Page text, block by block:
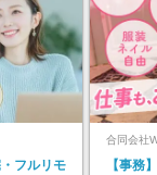
フルリモ
合同会社
【事務